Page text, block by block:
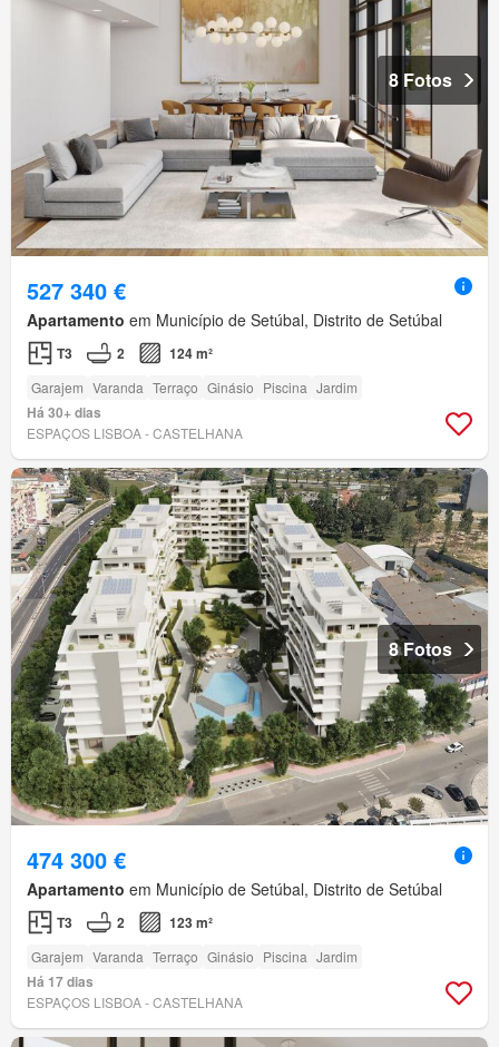
8 Fotos
527 340 €
Apartamento em Município de Setúbal, Distrito de Setúbal
T3 2 124 m²
Garajem Varanda Terraço Ginásio Piscina Jardim
Há 30+ dias
ESPAÇOS LISBOA - CASTELHANA
8 Fotos
474 300 €
Apartamento em Município de Setúbal, Distrito de Setúbal
T3 2 123 m²
Garajem Varanda Terraço Ginásio Piscina Jardim
Há 17 dias
ESPAÇOS LISBOA - CASTELHANA